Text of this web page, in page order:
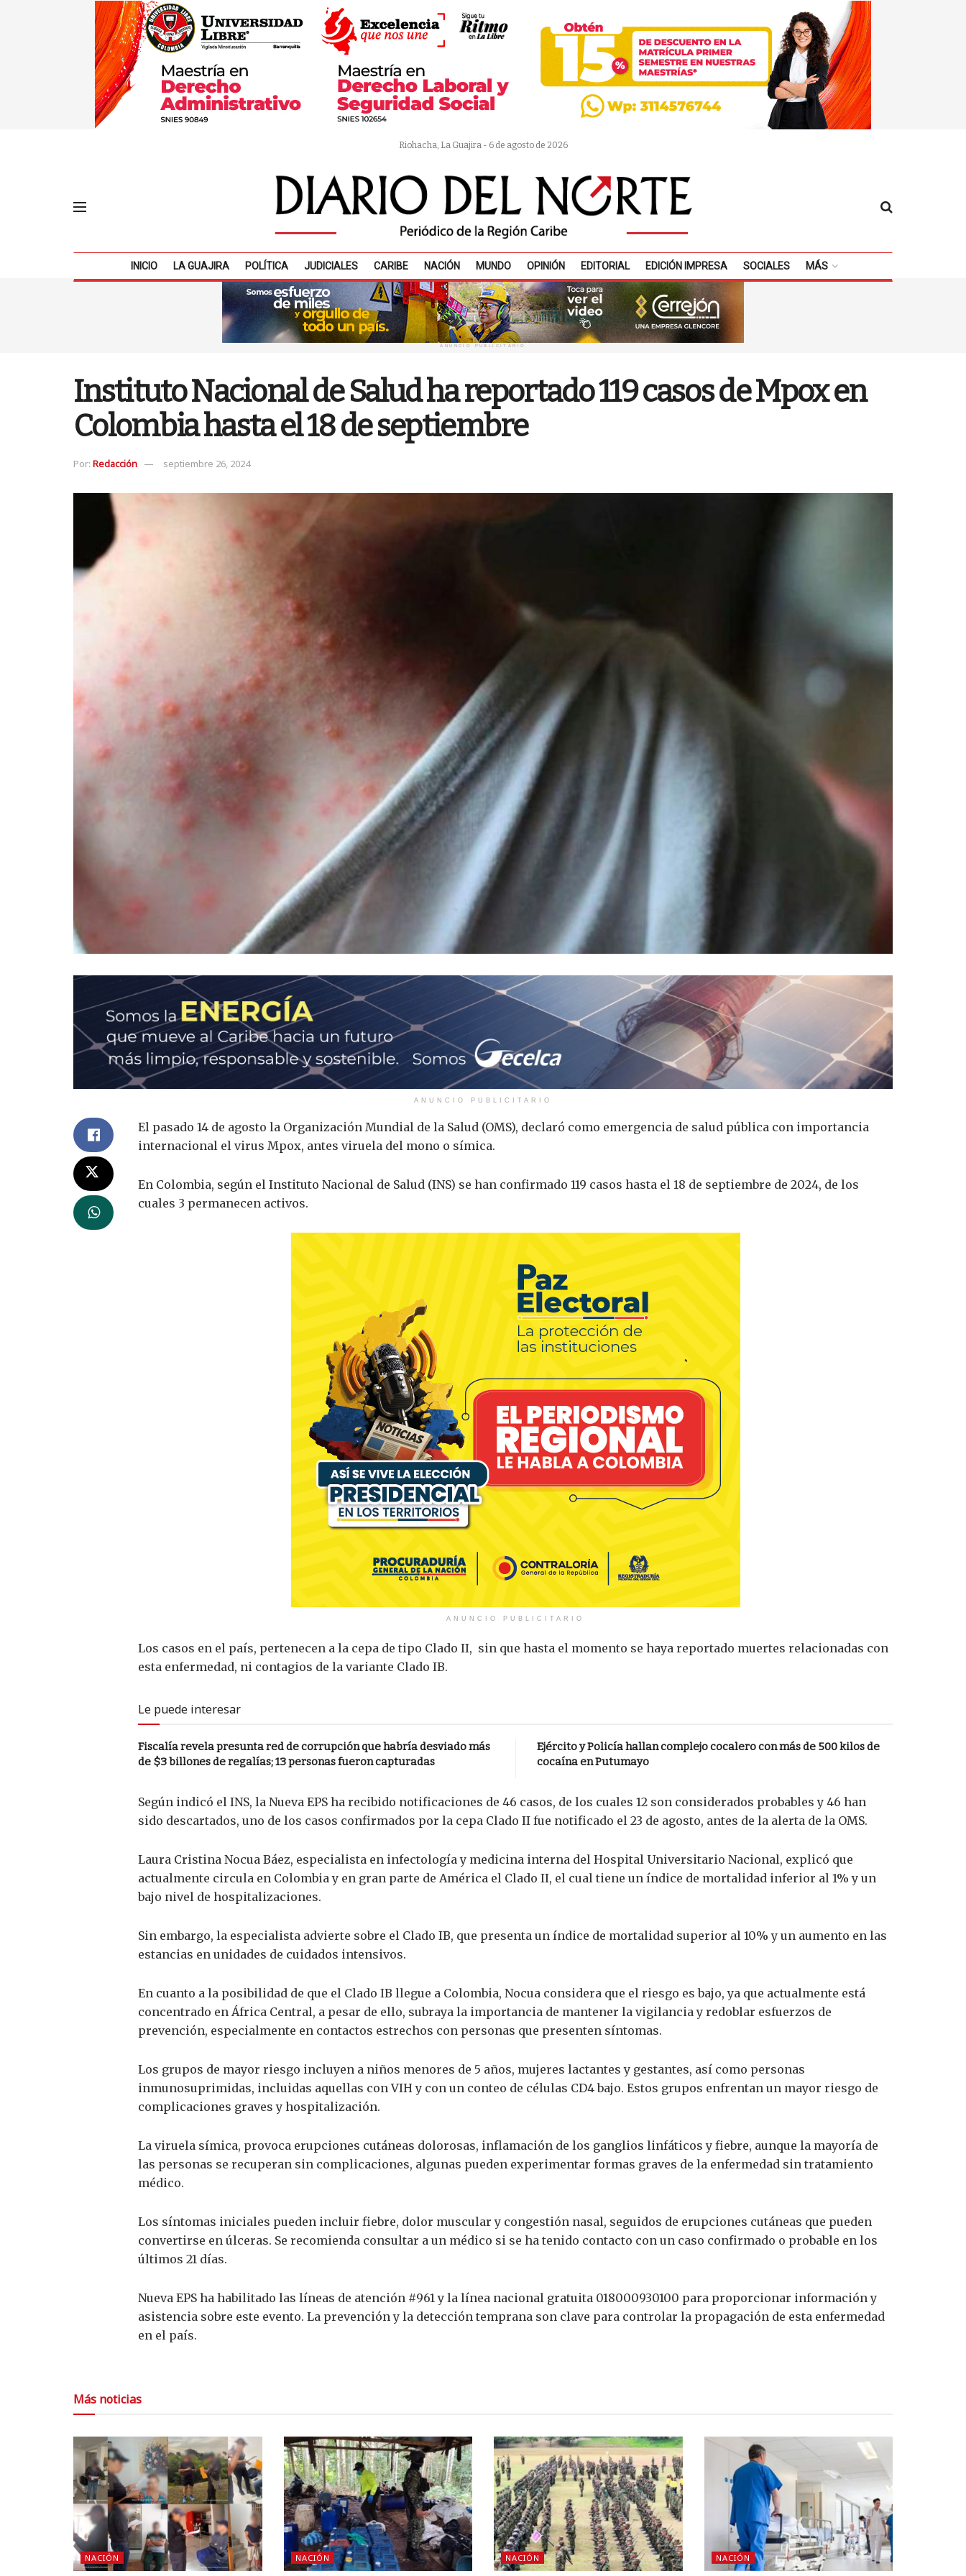
Riohacha, La Guajira - 6 de agosto de 2026
INICIO LA GUAJIRA POLÍTICA JUDICIALES CARIBE NACIÓN MUNDO OPINIÓN EDITORIAL EDICIÓN IMPRESA SOCIALES MÁS
ANUNCIO PUBLICITARIO
Instituto Nacional de Salud ha reportado 119 casos de Mpox en
Colombia hasta el 18 de septiembre
Por: Redacción septiembre 26, 2024
ANUNCIO PUBLICITARIO
El pasado 14 de agosto la Organización Mundial de la Salud (OMS), declaró como emergencia de salud pública con importancia
internacional el virus Mpox, antes viruela del mono o símica.
En Colombia, según el Instituto Nacional de Salud (INS) se han confirmado 119 casos hasta el 18 de septiembre de 2024, de los
cuales 3 permanecen activos.
ANUNCIO PUBLICITARIO
Los casos en el país, pertenecen a la cepa de tipo Clado II, sin que hasta el momento se haya reportado muertes relacionadas con
esta enfermedad, ni contagios de la variante Clado IB.
Le puede interesar
Fiscalía revela presunta red de corrupción que habría desviado más
de $3 billones de regalías; 13 personas fueron capturadas
Ejército y Policía hallan complejo cocalero con más de 500 kilos de
cocaína en Putumayo
Según indicó el INS, la Nueva EPS ha recibido notificaciones de 46 casos, de los cuales 12 son considerados probables y 46 han
sido descartados, uno de los casos confirmados por la cepa Clado II fue notificado el 23 de agosto, antes de la alerta de la OMS.
Laura Cristina Nocua Báez, especialista en infectología y medicina interna del Hospital Universitario Nacional, explicó que
actualmente circula en Colombia y en gran parte de América el Clado II, el cual tiene un índice de mortalidad inferior al 1% y un
bajo nivel de hospitalizaciones.
Sin embargo, la especialista advierte sobre el Clado IB, que presenta un índice de mortalidad superior al 10% y un aumento en las
estancias en unidades de cuidados intensivos.
En cuanto a la posibilidad de que el Clado IB llegue a Colombia, Nocua considera que el riesgo es bajo, ya que actualmente está
concentrado en África Central, a pesar de ello, subraya la importancia de mantener la vigilancia y redoblar esfuerzos de
prevención, especialmente en contactos estrechos con personas que presenten síntomas.
Los grupos de mayor riesgo incluyen a niños menores de 5 años, mujeres lactantes y gestantes, así como personas
inmunosuprimidas, incluidas aquellas con VIH y con un conteo de células CD4 bajo. Estos grupos enfrentan un mayor riesgo de
complicaciones graves y hospitalización.
La viruela símica, provoca erupciones cutáneas dolorosas, inflamación de los ganglios linfáticos y fiebre, aunque la mayoría de
las personas se recuperan sin complicaciones, algunas pueden experimentar formas graves de la enfermedad sin tratamiento
médico.
Los síntomas iniciales pueden incluir fiebre, dolor muscular y congestión nasal, seguidos de erupciones cutáneas que pueden
convertirse en úlceras. Se recomienda consultar a un médico si se ha tenido contacto con un caso confirmado o probable en los
últimos 21 días.
Nueva EPS ha habilitado las líneas de atención #961 y la línea nacional gratuita 018000930100 para proporcionar información y
asistencia sobre este evento. La prevención y la detección temprana son clave para controlar la propagación de esta enfermedad
en el país.
Más noticias
NACIÓN NACIÓN NACIÓN NACIÓN